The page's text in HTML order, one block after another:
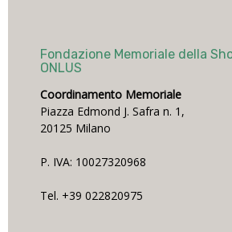
Fondazione Memoriale della
ONLUS
Coordinamento Memoriale
Piazza Edmond J. Safra n. 1,
20125 Milano
P. IVA: 10027320968
Tel. +39 022820975